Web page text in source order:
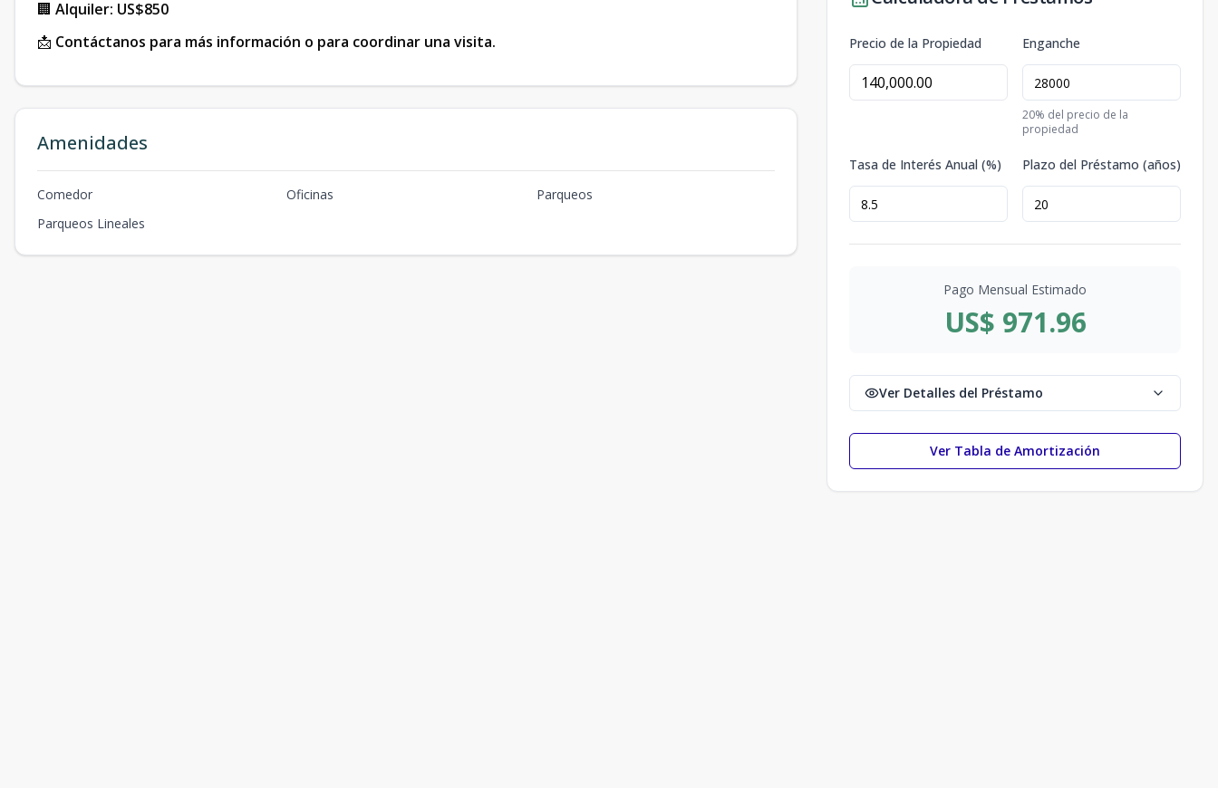
🏢 Alquiler: US$850
📩 Contáctanos para más información o para coordinar una visita.
Amenidades
Comedor Oficinas
Parqueos
Parqueos Lineales
Precio de la Propiedad Enganche
20% del precio de la
propiedad
Tasa de Interés Anual (%) Plazo del Préstamo (años)
Pago Mensual Estimado
US$ 971.96
Ver Detalles del Préstamo
Ver Tabla de Amortización